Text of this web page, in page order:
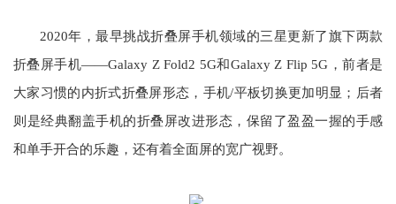
2020年，最早挑战折叠屏手机领域的三星更新了旗下两款
折叠屏手机——Galaxy Z Fold2 5G和Galaxy Z Flip 5G，前者是
大家习惯的内折式折叠屏形态，手机/平板切换更加明显；后者
则是经典翻盖手机的折叠屏改进形态，保留了盈盈一握的手感
和单手开合的乐趣，还有着全面屏的宽广视野。